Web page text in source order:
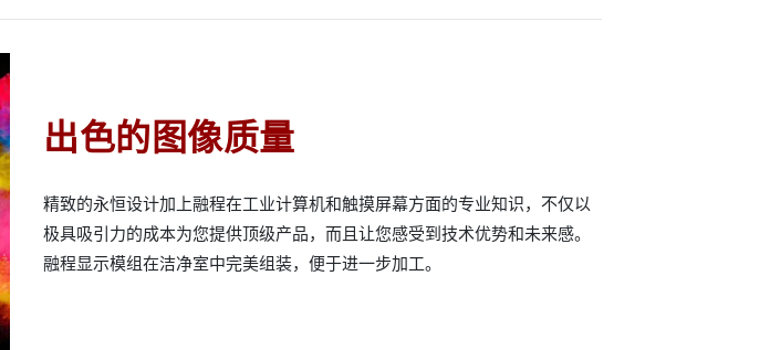
出色的图像质量
精致的永恒设计加上融程在工业计算机和触摸屏幕方面的专业知识，不仅以
极具吸引力的成本为您提供顶级产品，而且让您感受到技术优势和未来感。
融程显示模组在洁净室中完美组装，便于进一步加工。